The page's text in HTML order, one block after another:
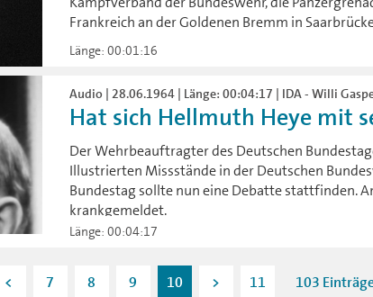
Frankreich an der Goldenen Bremm in
Länge: 00:01:16
Audio | 28.06.1964 | Länge: 00:04:17 | IDA - Willi
Hat sich Hellmuth Heye mit
Der Wehrbeauftragter des Deutschen
Illustrierten Missstände in der Deutschen
Bundestag sollte nun eine Debatte stattfinden.
krankgemeldet.
Länge: 00:04:17
< 7 8 9 10 > 11 103